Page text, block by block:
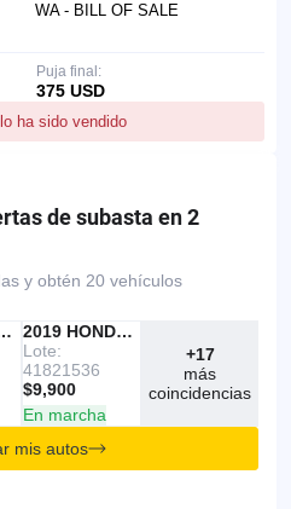
WA - BILL OF SALE
ha sido vendido
Puja final:
375 USD
de subasta en 2
y obtén 20 vehículos
RAV4
Copart
2019 HONDA ACCORD
Lote:
41821536
$9,900
En marcha
+17
más
coincidencias
mis autos